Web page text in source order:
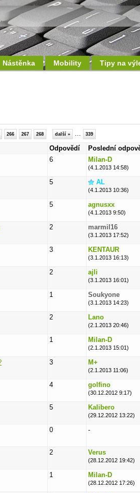
Nástěnka Mobility Tipy na
266 267 268 další » ... 339
Odpovědí
Poslední
6 Milan-D
(4.1.2013 14:58)
5 AL
(4.1.2013 10:36)
5 agnusxx
(4.1.2013 9:50)
2 marmil16
(3.1.2013 17:52)
3 KENTAUR
(3.1.2013 16:13)
2 ajli
(3.1.2013 16:01)
1 Soukyone
(3.1.2013 14:23)
2 Lano
(2.1.2013 20:46)
1 Milan-D
(2.1.2013 15:01)
3 M+
(2.1.2013 11:06)
4 golfino
(30.12.2012 9:17)
5 Kalibero
(29.12.2012 13:22)
0 -
2 Verus
(28.12.2012 19:42)
1 Milan-D
(28.12.2012 17:26)